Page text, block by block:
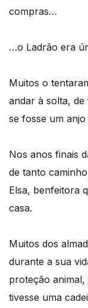
compras…
…o Ladrão era
Muitos o
andar à solta,
se fosse um anjo
Nos anos finais
de tanto
Elsa, benfeitora
casa.
Muitos dos
durante a sua
proteção
tivesse uma